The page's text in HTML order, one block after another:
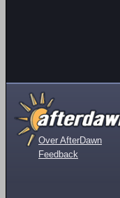
Over AfterDawn
Feedback